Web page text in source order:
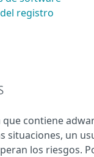
registro
contiene
situaciones, un
los riesgos.